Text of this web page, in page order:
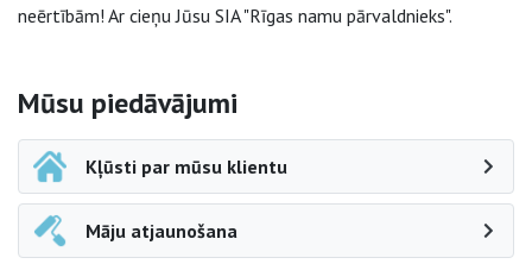
neērtībām! Ar cieņu Jūsu SIA "Rīgas namu pārvaldnieks".
Sāna navigācija
Mūsu piedāvājumi
Kļūsti par mūsu klientu
Māju atjaunošana